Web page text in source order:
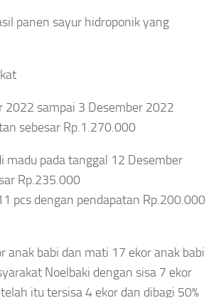
panen sayur hidroponik yang
2022 sampai 3 Desember 2022
sebesar Rp.1.270.000
pada tanggal 12 Desember
Rp.235.000
pcs dengan pendapatan Rp.200.000
babi dan mati 17 ekor anak babi
Noelbaki dengan sisa 7 ekor
itu tersisa 4 ekor dan dibagi 50%